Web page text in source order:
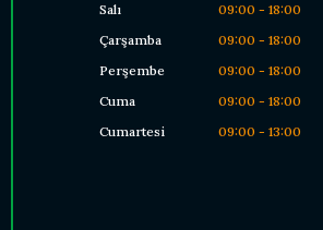
Salı
09:00 - 18:00
Çarşamba
09:00 - 18:00
Perşembe
09:00 - 18:00
Cuma
09:00 - 18:00
Cumartesi
09:00 - 13:00